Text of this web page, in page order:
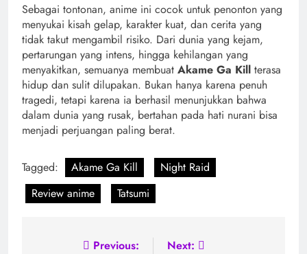
Sebagai tontonan, anime ini cocok untuk penonton yang
menyukai kisah gelap, karakter kuat, dan cerita yang
tidak takut mengambil risiko. Dari dunia yang kejam,
pertarungan yang intens, hingga kehilangan yang
menyakitkan, semuanya membuat Akame Ga Kill terasa
hidup dan sulit dilupakan. Bukan hanya karena penuh
tragedi, tetapi karena ia berhasil menunjukkan bahwa
dalam dunia yang rusak, bertahan pada hati nurani bisa
menjadi perjuangan paling berat.
Tagged: Akame Ga Kill
Night Raid
Review anime
Tatsumi
Previous:
Next: